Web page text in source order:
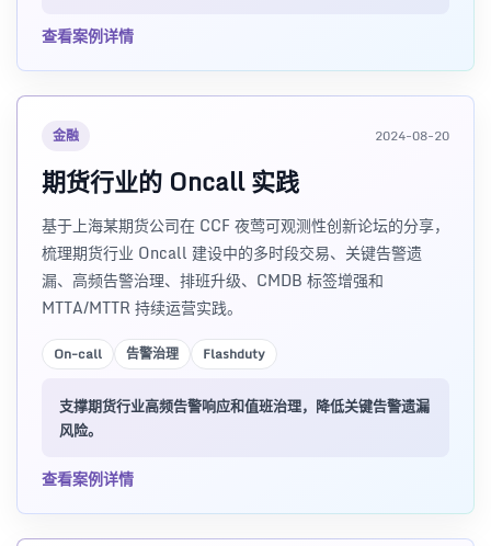
查看案例详情
金融 2024-08-20
期货行业的 Oncall 实践
基于上海某期货公司在 CCF 夜莺可观测性创新论坛的分享，
梳理期货行业 Oncall 建设中的多时段交易、关键告警遗
漏、高频告警治理、排班升级、CMDB 标签增强和
MTTA/MTTR 持续运营实践。
On-call 告警治理 Flashduty
支撑期货行业高频告警响应和值班治理，降低关键告警遗漏
风险。
查看案例详情